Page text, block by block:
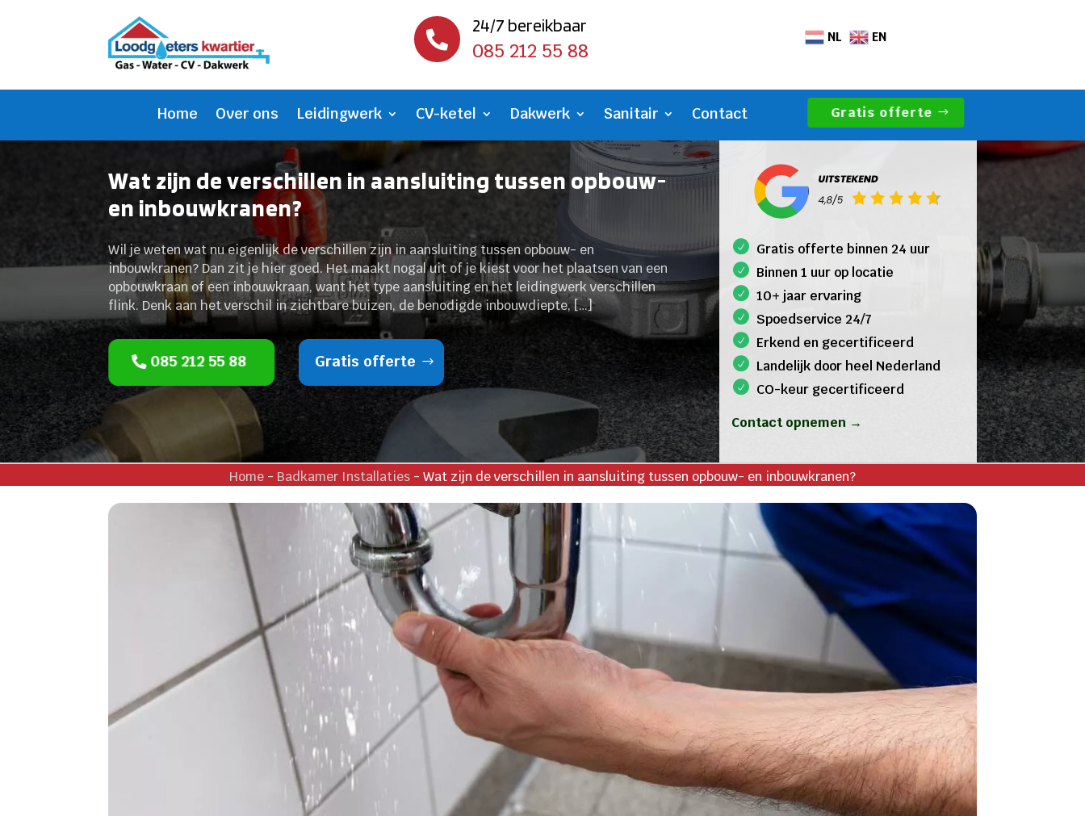

24/7 bereikbaar
085 212 55 88
NL EN
Home Over ons Leidingwerk CV-ketel Dakwerk Sanitair Contact Gratis offerte
Wat zijn de verschillen in aansluiting tussen opbouw-
en inbouwkranen?
Wil je weten wat nu eigenlijk de verschillen zijn in aansluiting tussen opbouw- en
inbouwkranen? Dan zit je hier goed. Het maakt nogal uit of je kiest voor het plaatsen van een
opbouwkraan of een inbouwkraan, want het type aansluiting en het leidingwerk verschillen
flink. Denk aan het verschil in zichtbare buizen, de benodigde inbouwdiepte, […]
085 212 55 88 Gratis offerte
Gratis offerte binnen 24 uur
Binnen 1 uur op locatie
10+ jaar ervaring
Spoedservice 24/7
Erkend en gecertificeerd
Landelijk door heel Nederland
CO-keur gecertificeerd
Contact opnemen →
Home - Badkamer Installaties - Wat zijn de verschillen in aansluiting tussen opbouw- en inbouwkranen?